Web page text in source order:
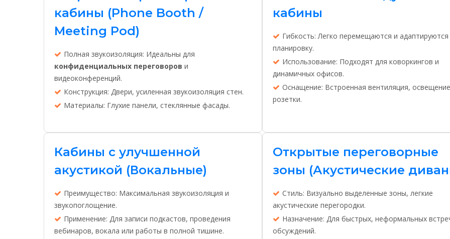
кабины (Phone Booth /
Meeting Pod)
Полная звукоизоляция: Идеальны для
конфиденциальных переговоров и
видеоконференций.
Конструкция: Двери, усиленная звукоизоляция стен.
Материалы: Глухие панели, стеклянные фасады.
кабины
Гибкость: Легко перемещаются и
планировку.
Использование: Подходят для коворкингов и
динамичных офисов.
Оснащение: Встроенная вентиляция,
розетки.
Кабины с улучшенной
акустикой (Вокальные)
Преимущество: Максимальная звукоизоляция и
звукопоглощение.
Применение: Для записи подкастов, проведения
вебинаров, вокала или работы в полной тишине.
Открытые переговорные
зоны (Акустические
Стиль: Визуально выделенные зоны, легкие
акустические перегородки.
Назначение: Для быстрых, неформальных
обсуждений.